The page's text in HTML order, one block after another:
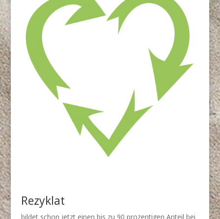
Rezyklat
bildet schon jetzt einen bis zu 90 prozentigen Anteil bei